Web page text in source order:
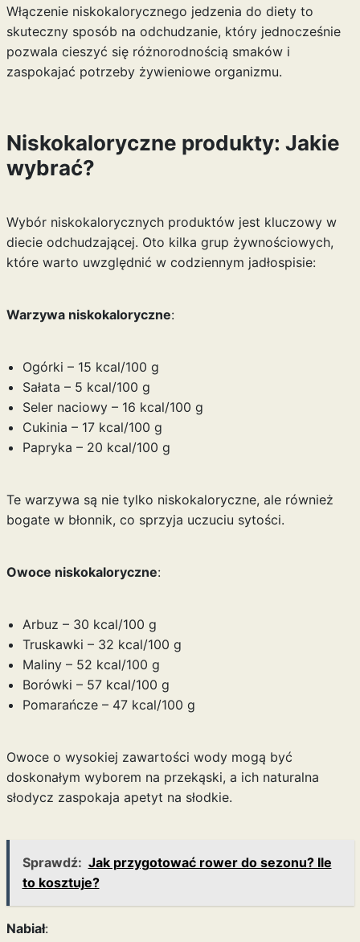
Włączenie niskokalorycznego jedzenia do diety to
skuteczny sposób na odchudzanie, który jednocześnie
pozwala cieszyć się różnorodnością smaków i
zaspokajać potrzeby żywieniowe organizmu.
Niskokaloryczne produkty: Jakie
wybrać?
Wybór niskokalorycznych produktów jest kluczowy w
diecie odchudzającej. Oto kilka grup żywnościowych,
które warto uwzględnić w codziennym jadłospisie:
Warzywa niskokaloryczne:
Ogórki – 15 kcal/100 g
Sałata – 5 kcal/100 g
Seler naciowy – 16 kcal/100 g
Cukinia – 17 kcal/100 g
Papryka – 20 kcal/100 g
Te warzywa są nie tylko niskokaloryczne, ale również
bogate w błonnik, co sprzyja uczuciu sytości.
Owoce niskokaloryczne:
Arbuz – 30 kcal/100 g
Truskawki – 32 kcal/100 g
Maliny – 52 kcal/100 g
Borówki – 57 kcal/100 g
Pomarańcze – 47 kcal/100 g
Owoce o wysokiej zawartości wody mogą być
doskonałym wyborem na przekąski, a ich naturalna
słodycz zaspokaja apetyt na słodkie.
Sprawdź: Jak przygotować rower do sezonu? Ile
to kosztuje?
Nabiał: